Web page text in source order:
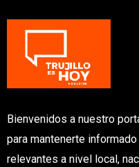
Bienvenidos a nuestro
para mantenerte
relevantes a nivel local,